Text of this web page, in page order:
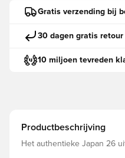
Gratis verzending bij
30 dagen gratis retour
10 miljoen tevreden
Productbeschrijving
Het authentieke Japan 26